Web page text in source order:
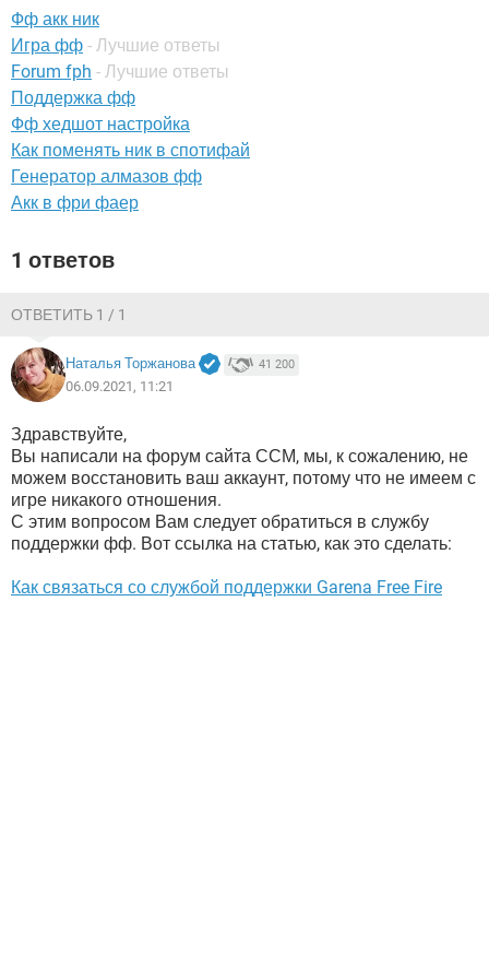
YANDEX
Фф акк ник
Игра фф - Лучшие ответы
Forum fph - Лучшие ответы
Поддержка фф
Фф хедшот настройка
Как поменять ник в спотифай
Генератор алмазов фф
Акк в фри фаер
1 ответов
ОТВЕТИТЬ 1 / 1
Наталья Торжанова 41 200
06.09.2021, 11:21
Здравствуйте,
Вы написали на форум сайта ССМ, мы, к сожалению, не
можем восстановить ваш аккаунт, потому что не имеем с
игре никакого отношения.
С этим вопросом Вам следует обратиться в службу
поддержки фф. Вот ссылка на статью, как это сделать:
Как связаться со службой поддержки Garena Free Fire